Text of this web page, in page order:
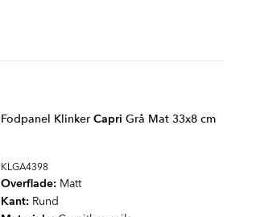
Fodpanel Klinker Capri Grå Mat 33x8 cm
KLGA4398
Overflade: Matt
Kant: Rund